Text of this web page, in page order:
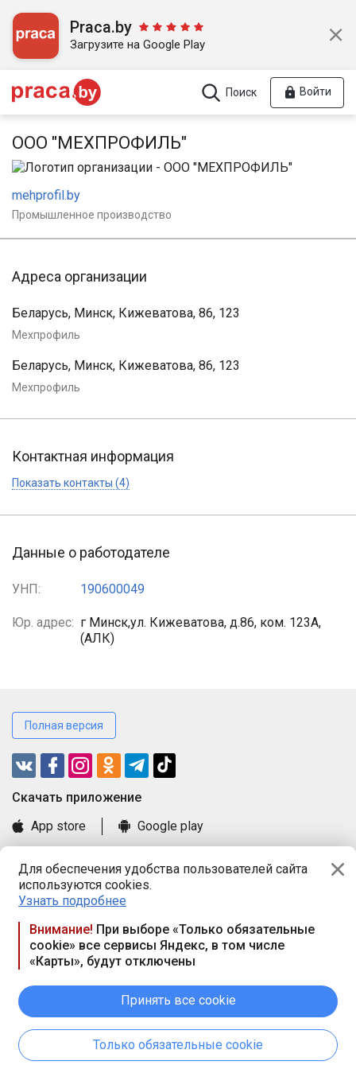
Для обеспечения удобства пользователей сайта
используются cookies.
Узнать подробнее
Внимание! При выборе «Только обязательные
cookie» все сервисы Яндекс, в том числе
«Карты», будут отключены
Принять все cookie
Только обязательные cookie
Praca.by
Загрузите на Google Play
Поиск Войти
ООО "МЕХПРОФИЛЬ"
mehprofil.by
Промышленное производство
Адреса организации
Беларусь, Минск, Кижеватова, 86, 123
Мехпрофиль
Беларусь, Минск, Кижеватова, 86, 123
Мехпрофиль
Контактная информация
Показать контакты (4)
Данные о работодателе
УНП: 190600049
Юр. адрес: г Минск,ул. Кижеватова, д.86, ком. 123А,
(АЛК)
Полная версия
Cкачать приложение
App store
Google play
Книга замечаний и предложений
Правила и документы
Praca.by © 2000—2026, ООО «ПРАЦА БАЙ»
Республика Беларусь, 220114, г. Минск, пр-т Независимости
117а, пом. № 9.
вых. дн. — сб., вс.
Режим работы сайта — круглосуточно. E-mail ООО «ПРАЦА
БАЙ» editor@praca.by